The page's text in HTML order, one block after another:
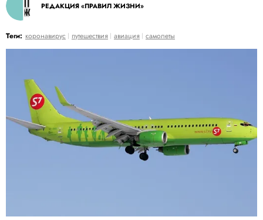
РЕДАКЦИЯ «ПРАВИЛ ЖИЗНИ»
Теги: коронавирус путешествия авиация самолеты